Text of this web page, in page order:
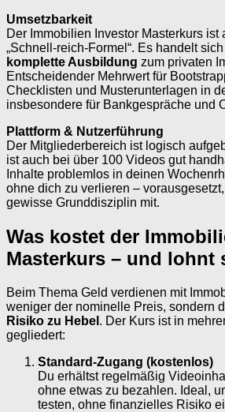
Umsetzbarkeit
Der Immobilien Investor Masterkurs
„Schnell-reich-Formel“. Es handelt
komplette Ausbildung zum privaten
Entscheidender Mehrwert für
Checklisten und Musterunterlagen in
insbesondere für Bankgespräche und
Plattform & Nutzerführung
Der Mitgliederbereich ist logisch
ist auch bei über 100 Videos gut
Inhalte problemlos in deinen
ohne dich zu verlieren –
gewisse Grunddisziplin mit.
Was kostet der
Masterkurs – und lohnt
Beim Thema Geld verdienen mit
weniger der nominelle Preis, sondern
Risiko zu Hebel . Der Kurs ist in
gegliedert:
Standard-Zugang (kostenlos)
Du erhältst regelmäßig
ohne etwas zu bezahlen. Ideal,
testen, ohne finanzielles Risiko